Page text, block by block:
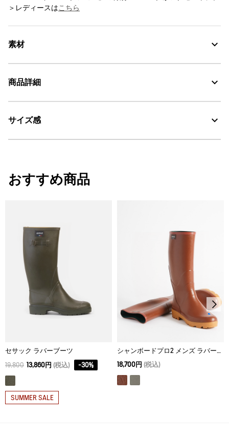
＞レディースはこちら
素材
素材の特徴
ール： ラバー
商品詳細
・色：セーブル (002)
サイズ感
厚手の靴下の着用を想定したリラックスフィット
おすすめ商品
セサック ラバーブーツ
19,800 13,860円 (税込) -30%
SUMMER SALE
シャンボードプロ2 メンズ ラバーブーツ
18,700円 (税込)